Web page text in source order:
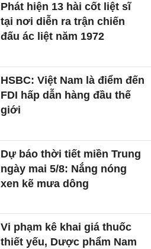
Phát hiện 13 hài cốt liệt sĩ
tại nơi diễn ra trận chiến
đấu ác liệt năm 1972
HSBC: Việt Nam là điểm đến
FDI hấp dẫn hàng đầu thế
giới
Dự báo thời tiết miền Trung
ngày mai 5/8: Nắng nóng
xen kẽ mưa dông
Vi phạm kê khai giá thuốc
thiết yếu, Dược phẩm Nam